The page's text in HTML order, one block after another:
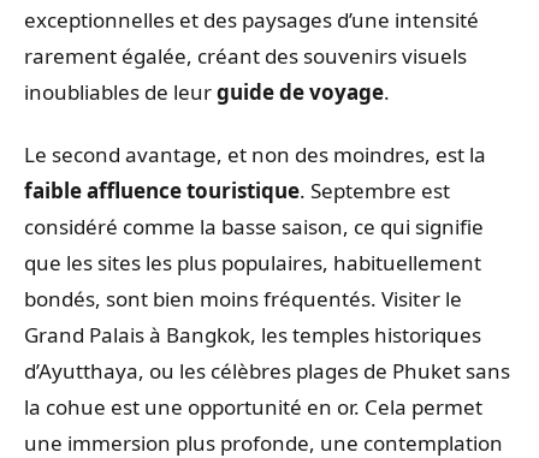
exceptionnelles et des paysages d’une intensité
rarement égalée, créant des souvenirs visuels
inoubliables de leurguide de voyage.
Le second avantage, et non des moindres, est la
faible affluence touristique. Septembre est
considéré comme la basse saison, ce qui signifie
que les sites les plus populaires, habituellement
bondés, sont bien moins fréquentés. Visiter le
Grand Palais à Bangkok, les temples historiques
d’Ayutthaya, ou les célèbres plages de Phuket sans
la cohue est une opportunité en or. Cela permet
une immersion plus profonde, une contemplation